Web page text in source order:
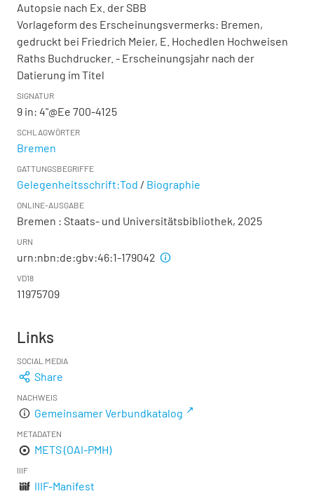
Autopsie nach Ex. der SBB
Vorlageform des Erscheinungsvermerks: Bremen,
gedruckt bei Friedrich Meier, E. Hochedlen Hochweisen
Raths Buchdrucker. - Erscheinungsjahr nach der
Datierung im Titel
SIGNATUR
9 in: 4"@Ee 700-4125
SCHLAGWÖRTER
Bremen
GATTUNGSBEGRIFFE
Gelegenheitsschrift:Tod / Biographie
ONLINE-AUSGABE
Bremen : Staats- und Universitätsbibliothek, 2025
URN
urn:nbn:de:gbv:46:1-179042
VD18
11975709
Links
SOCIAL MEDIA
Share
NACHWEIS
Gemeinsamer Verbundkatalog
METADATEN
METS (OAI-PMH)
IIIF
IIIF-Manifest